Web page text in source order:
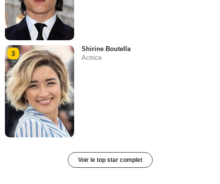
3
Shirine Boutella
Actrice
Voir le top star complet